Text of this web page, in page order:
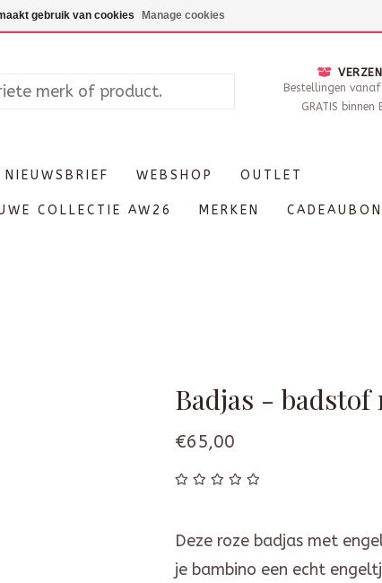
Maandag enkel op afspraak, Dinsdag - Zaterdag
Bestellingen
GRATIS binnen
NIEUWSBRIEF WEBSHOP OUTLET
COLLECTIE AW26 MERKEN
Badjas - badstof
€65,00
Deze roze badjas met
je bambino een echt
gebruik van cookies Manage cookies